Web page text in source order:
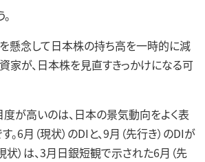
懸念して日本株の持ち高を一時的に減
家が、日本株を見直すきっかけになる可
が高いのは、日本の景気動向をよく表
6月（現状）のDIと、9月（先行き）のDIが
状）は、3月日銀短観で示された6月（先